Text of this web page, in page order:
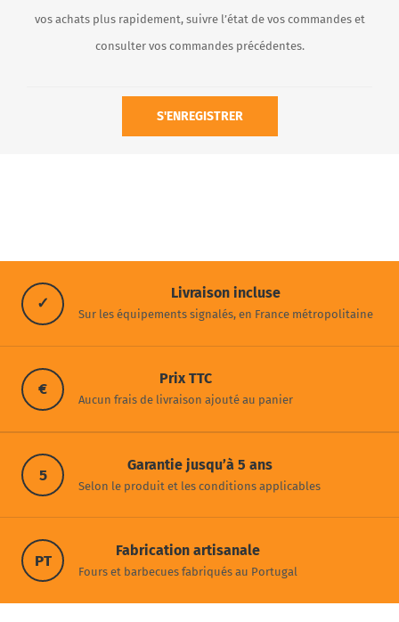
vos achats plus rapidement, suivre l’état de vos commandes et
consulter vos commandes précédentes.
S'ENREGISTRER
✓
Livraison incluse
Sur les équipements signalés, en France métropolitaine
€
Prix TTC
Aucun frais de livraison ajouté au panier
5
Garantie jusqu’à 5 ans
Selon le produit et les conditions applicables
PT
Fabrication artisanale
Fours et barbecues fabriqués au Portugal